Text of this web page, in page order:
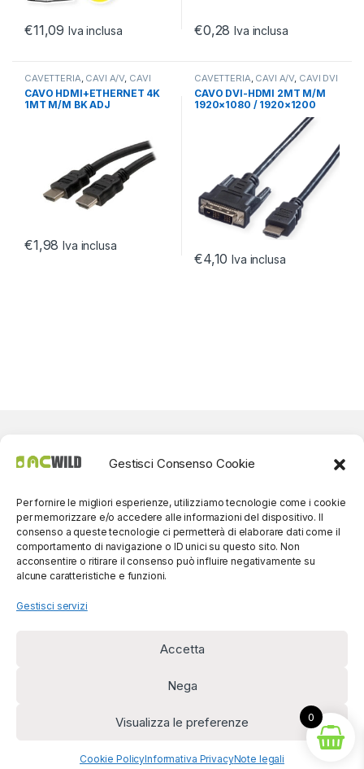
Gestisci Consenso Cookie
Per fornire le migliori esperienze, utilizziamo tecnologie come i cookie
per memorizzare e/o accedere alle informazioni del dispositivo. Il
consenso a queste tecnologie ci permetterà di elaborare dati come il
comportamento di navigazione o ID unici su questo sito. Non
acconsentire o ritirare il consenso può influire negativamente su
alcune caratteristiche e funzioni.
Gestisci servizi
Accetta
Nega
Visualizza le preferenze
Cookie PolicyInformativa PrivacyNote legali
€11,09 Iva inclusa €0,28 Iva inclusa
CAVETTERIA, CAVI A/V, CAVI
HDMI
CAVO HDMI+ETHERNET 4K
1MT M/M BK ADJ
€1,98 Iva inclusa
CAVETTERIA, CAVI A/V, CAVI DVI
CAVO DVI-HDMI 2MT M/M
1920×1080 / 1920×1200
€4,10 Iva inclusa
(0039) 091
5607514
Diritto di recesso
0